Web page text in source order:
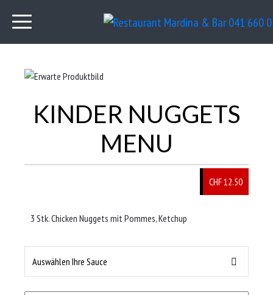
KINDER NUGGETS
MENU
CHF 12.50
3 Stk. Chicken Nuggets mit Pommes, Ketchup
Auswählen Ihre Sauce